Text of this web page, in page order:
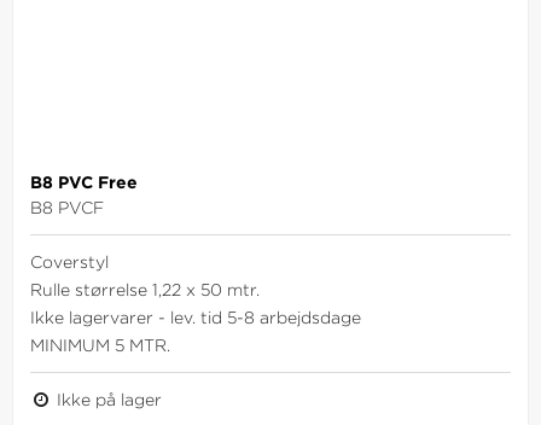
B8 PVC Free
B8 PVCF
Coverstyl
Rulle størrelse 1,22 x 50 mtr.
Ikke lagervarer - lev. tid 5-8 arbejdsdage
MINIMUM 5 MTR.
Ikke på lager